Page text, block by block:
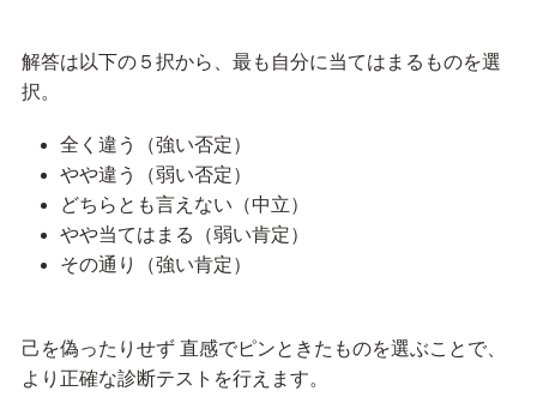
解答は以下の５択から、最も自分に当てはまるものを選
択。
全く違う（強い否定）
やや違う（弱い否定）
どちらとも言えない（中立）
やや当てはまる（弱い肯定）
その通り（強い肯定）
己を偽ったりせず 直感でピンときたものを選ぶことで、
より正確な診断テストを行えます。